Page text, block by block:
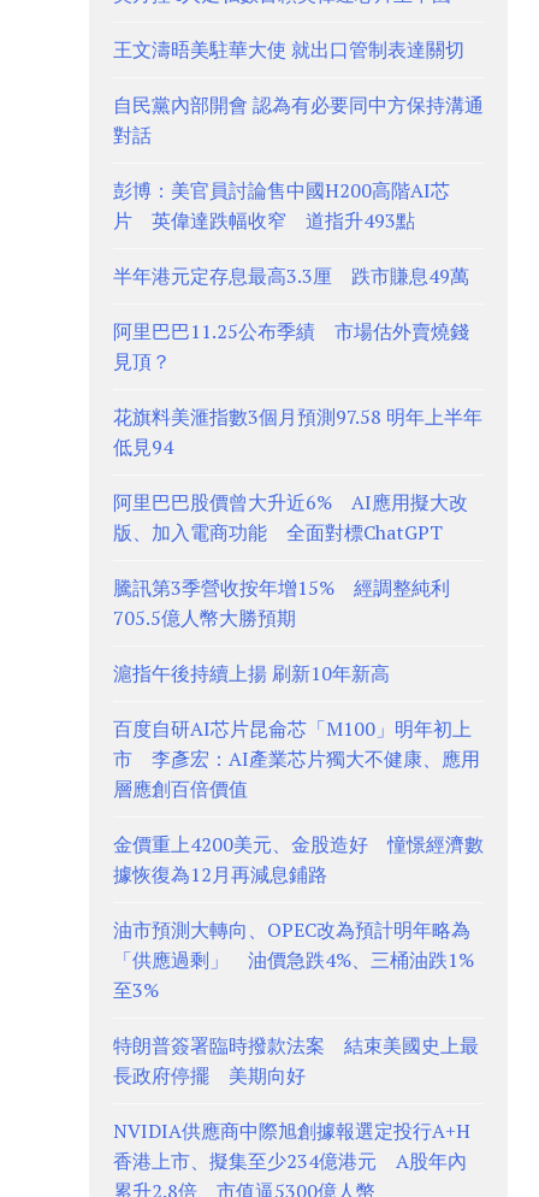
王文濤晤美駐華大使 就出口管制表達關切
自民黨內部開會 認為有必要同中方保持溝通
對話
彭博：美官員討論售中國H200高階AI芯
片 英偉達跌幅收窄 道指升493點
半年港元定存息最高3.3厘 跌市賺息49萬
阿里巴巴11.25公布季績 市場估外賣燒錢
見頂？
花旗料美滙指數3個月預測97.58 明年上半年
低見94
阿里巴巴股價曾大升近6% AI應用擬大改
版、加入電商功能 全面對標ChatGPT
騰訊第3季營收按年增15% 經調整純利
705.5億人幣大勝預期
滬指午後持續上揚 刷新10年新高
百度自研AI芯片昆侖芯「M100」明年初上
市 李彥宏：AI產業芯片獨大不健康、應用
層應創百倍價值
金價重上4200美元、金股造好 憧憬經濟數
據恢復為12月再減息鋪路
油市預測大轉向、OPEC改為預計明年略為
「供應過剩」 油價急跌4%、三桶油跌1%
至3%
特朗普簽署臨時撥款法案 結束美國史上最
長政府停擺 美期向好
NVIDIA供應商中際旭創據報選定投行A+H
香港上市、擬集至少234億港元 A股年內
累升2.8倍、市值逼5300億人幣